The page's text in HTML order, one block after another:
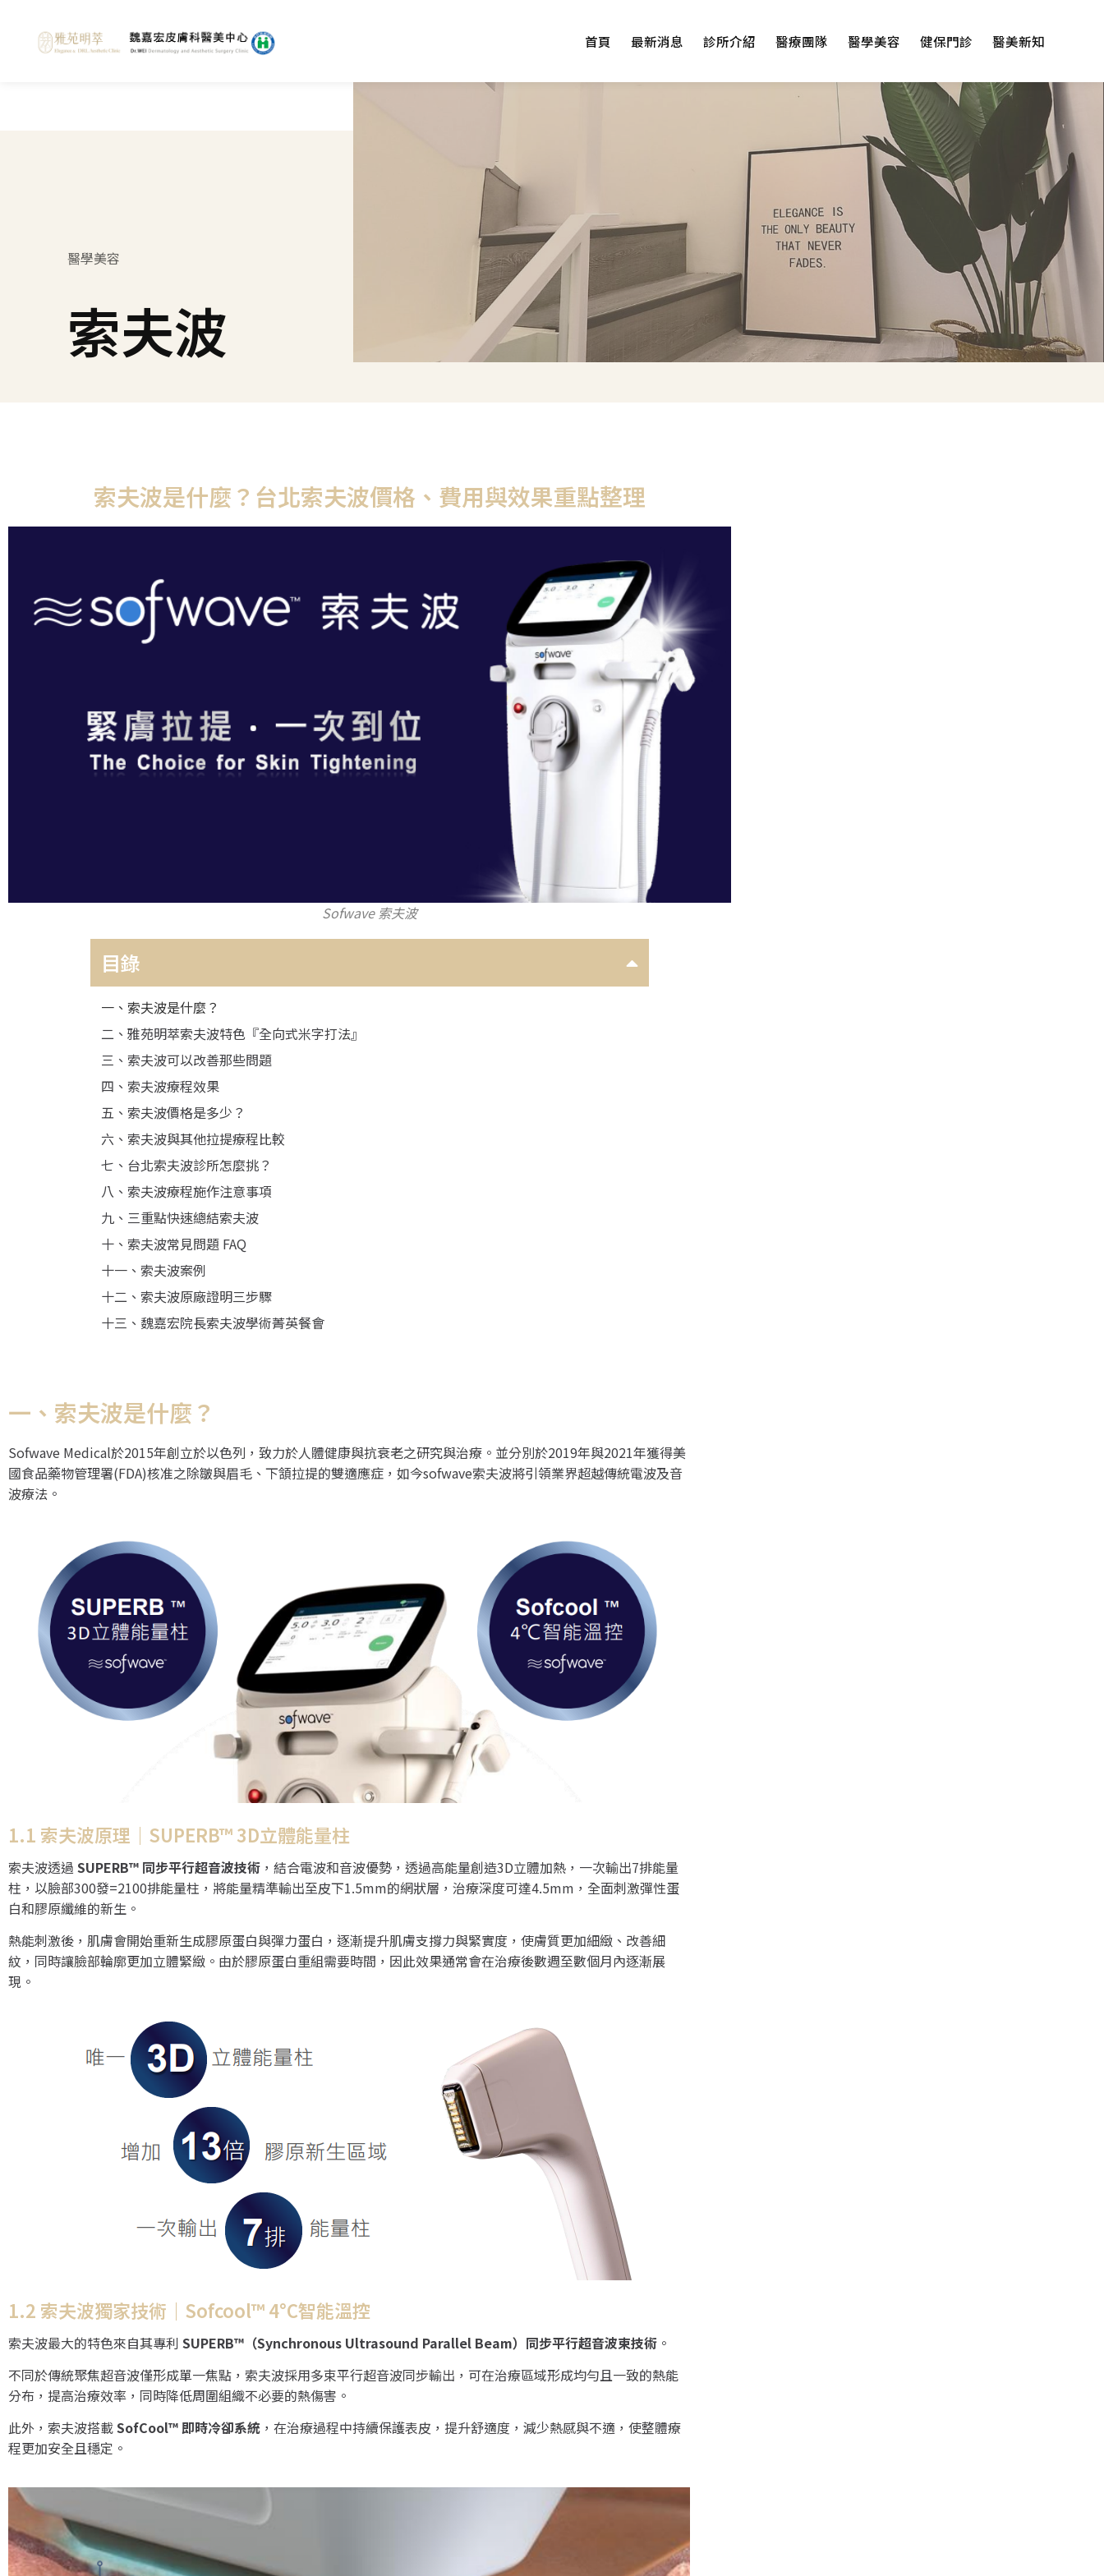
首頁 最新消息 診所介紹 醫療團隊 醫學美容 健保門診 醫美新知
醫學美容
索夫波
索夫波是什麼？台北索夫波價格、費用與效果重點整理
Sofwave 索夫波
目錄
一、索夫波是什麼？
二、雅苑明萃索夫波特色『全向式米字打法』
三、索夫波可以改善那些問題
四、索夫波療程效果
五、索夫波價格是多少？
六、索夫波與其他拉提療程比較
七、台北索夫波診所怎麼挑？
八、索夫波療程施作注意事項
九、三重點快速總結索夫波
十、索夫波常見問題 FAQ
十一、索夫波案例
十二、索夫波原廠證明三步驟
十三、魏嘉宏院長索夫波學術菁英餐會
一、索夫波是什麼？
Sofwave Medical於2015年創立於以色列，致力於人體健康與抗衰老之研究與治療。並分別於2019年與2021年獲得美
國食品藥物管理署(FDA)核准之除皺與眉毛、下頷拉提的雙適應症，如今sofwave索夫波將引領業界超越傳統電波及音
波療法。
1.1 索夫波原理｜SUPERB™ 3D立體能量柱
索夫波透過 SUPERB™ 同步平行超音波技術 ，結合電波和音波優勢，透過高能量創造3D立體加熱，一次輸出7排能量
柱，以臉部300發=2100排能量柱，將能量精準輸出至皮下1.5mm的網狀層，治療深度可達4.5mm，全面刺激彈性蛋
白和膠原纖維的新生。
熱能刺激後，肌膚會開始重新生成膠原蛋白與彈力蛋白，逐漸提升肌膚支撐力與緊實度，使膚質更加細緻、改善細
紋，同時讓臉部輪廓更加立體緊緻。由於膠原蛋白重組需要時間，因此效果通常會在治療後數週至數個月內逐漸展
現。
1.2 索夫波獨家技術｜Sofcool™ 4°C智能溫控
索夫波最大的特色來自其專利 SUPERB™（Synchronous Ultrasound Parallel Beam）同步平行超音波束技術 。
不同於傳統聚焦超音波僅形成單一焦點，索夫波採用多束平行超音波同步輸出，可在治療區域形成均勻且一致的熱能
分布，提高治療效率，同時降低周圍組織不必要的熱傷害。
此外，索夫波搭載SofCool™ 即時冷卻系統 ，在治療過程中持續保護表皮，提升舒適度，減少熱感與不適，使整體療
程更加安全且穩定。